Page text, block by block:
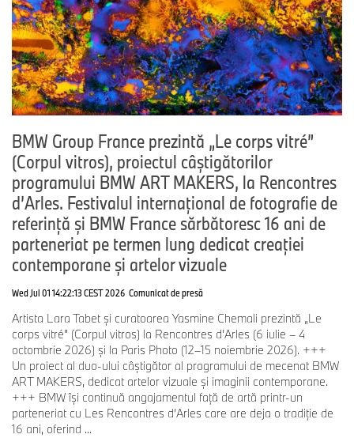
BMW Group France prezintă „Le corps vitré”
(Corpul vitros), proiectul câștigătorilor
programului BMW ART MAKERS, la Rencontres
d’Arles. Festivalul internațional de fotografie de
referință și BMW France sărbătoresc 16 ani de
parteneriat pe termen lung dedicat creației
contemporane și artelor vizuale
Wed Jul 01 14:22:13 CEST 2026 Comunicat de presă
Artista Lara Tabet și curatoarea Yasmine Chemali prezintă „Le
corps vitré” (Corpul vitros) la Rencontres d’Arles (6 iulie – 4
octombrie 2026) și la Paris Photo (12–15 noiembrie 2026). +++
Un proiect al duo-ului câștigător al programului de mecenat BMW
ART MAKERS, dedicat artelor vizuale și imaginii contemporane.
+++ BMW își continuă angajamentul față de artă printr-un
parteneriat cu Les Rencontres d’Arles care are deja o tradiție de
16 ani, oferind ...